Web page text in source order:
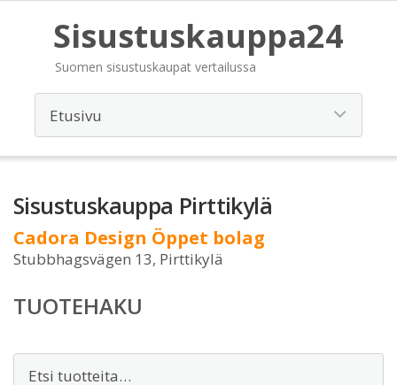
Sisustuskauppa24
Suomen sisustuskaupat vertailussa
Sisustuskauppa Pirttikylä
Cadora Design Öppet bolag
Stubbhagsvägen 13, Pirttikylä
TUOTEHAKU